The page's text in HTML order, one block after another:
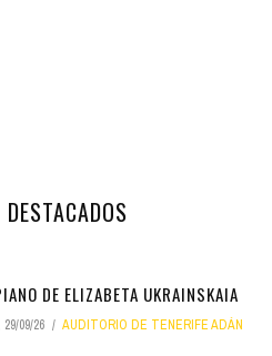
DE ELIZABETA UKRAINSKAIA
09/26
AUDITORIO DE TENERIFE ADÁN